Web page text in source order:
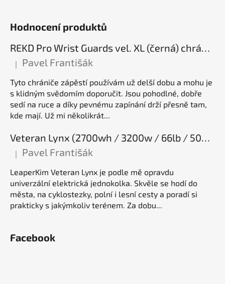
Hodnocení produktů
REKD Pro Wrist Guards vel. XL (černá) chrániče zápěstí
Hodnocení produktu je 5 z 5 hvězdiček.
| Pavel Františák
Tyto chrániče zápěstí používám už delší dobu a mohu je
s klidným svědomím doporučit. Jsou pohodlné, dobře
sedí na ruce a díky pevnému zapínání drží přesně tam,
kde mají. Už mi několikrát...
Veteran Lynx (2700wh / 3200w / 66lb / 50E), elektrická jednokolka
Hodnocení produktu je 5 z 5 hvězdiček.
| Pavel Františák
LeaperKim Veteran Lynx je podle mě opravdu
univerzální elektrická jednokolka. Skvěle se hodí do
města, na cyklostezky, polní i lesní cesty a poradí si
prakticky s jakýmkoliv terénem. Za dobu...
Facebook